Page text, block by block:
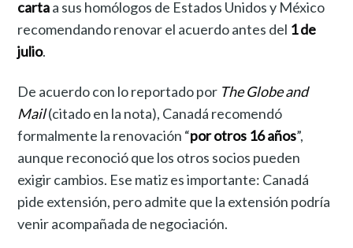
cartaa sus homólogos de Estados Unidos y México
recomendando renovar el acuerdo antes del 1 de
julio.
De acuerdo con lo reportado por The Globe and
Mail(citado en la nota), Canadá recomendó
formalmente la renovación “por otros 16 años”,
aunque reconoció que los otros socios pueden
exigir cambios. Ese matiz es importante: Canadá
pide extensión, pero admite que la extensión podría
venir acompañada de negociación.